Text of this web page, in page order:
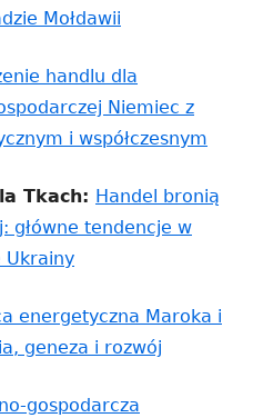
Mołdawii
handlu dla
Niemiec z
i współczesnym
Tkach: Handel bronią
główne tendencje w
Ukrainy
energetyczna Maroka i
geneza i rozwój
gospodarcza